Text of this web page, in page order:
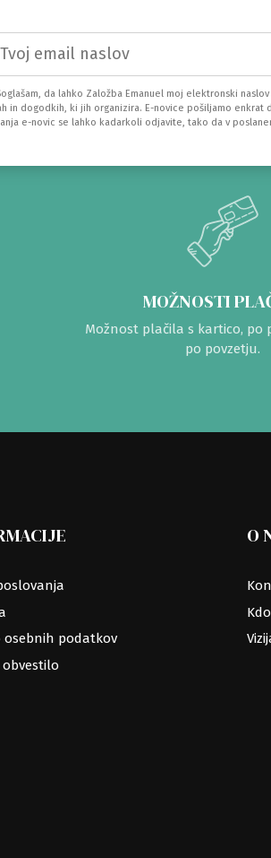
da lahko Založba Emanuel moj elektronski
in dogodkih, ki jih organizira. E-novice pošiljamo enkrat
e-novic se lahko kadarkoli odjavite, tako da v
MOŽNOSTI
Možnost plačila s kartico, po
po povzetju.
osebnih podatkov
obvestilo
O